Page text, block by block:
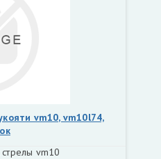
vm10, vm10l74,
стрелы vm10